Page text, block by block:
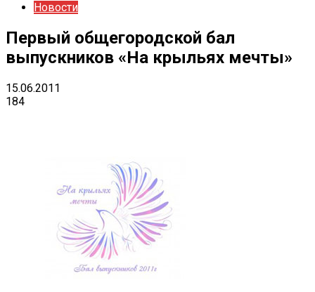
Новости
Первый общегородской бал
выпускников «На крыльях мечты»
15.06.2011
184